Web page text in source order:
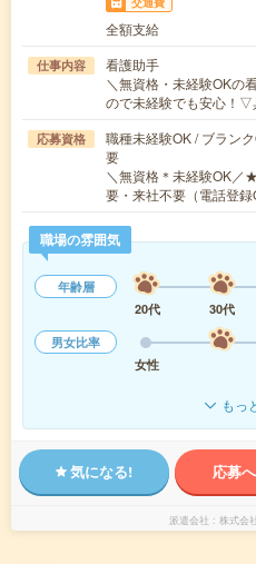
全額支給
仕事内容
看護助手
＼無資格・未経験OKの
ので未経験でも安心！
応募資格
職種未経験OK / ブラン
要
＼無資格＊未経験OK
要・来社不要（電話登
職場の雰囲気
年齢層
20代
30代
男女比率
女性
もっ
気になる! 応募
派遣会社 株式会